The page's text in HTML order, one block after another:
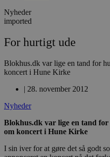
Nyheder
imported
For hurtigt ude
Blokhus.dk var lige en tand for
koncert i Hune Kirke
| 28. november 2012
Nyheder
Blokhus.dk var lige en tand
om koncert i Hune Kirke
I sin iver for at gøre det så godt